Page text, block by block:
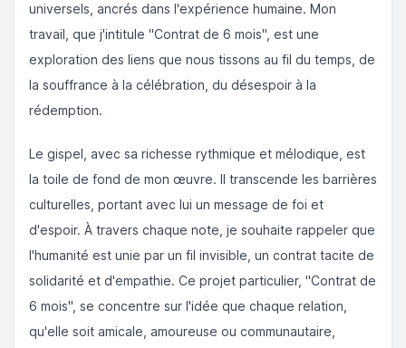
universels, ancrés dans l'expérience humaine. Mon
travail, que j'intitule "Contrat de 6 mois", est une
exploration des liens que nous tissons au fil du temps, de
la souffrance à la célébration, du désespoir à la
rédemption.
Le gispel, avec sa richesse rythmique et mélodique, est
la toile de fond de mon œuvre. Il transcende les barrières
culturelles, portant avec lui un message de foi et
d'espoir. À travers chaque note, je souhaite rappeler que
l'humanité est unie par un fil invisible, un contrat tacite de
solidarité et d'empathie. Ce projet particulier, "Contrat de
6 mois", se concentre sur l'idée que chaque relation,
qu'elle soit amicale, amoureuse ou communautaire,